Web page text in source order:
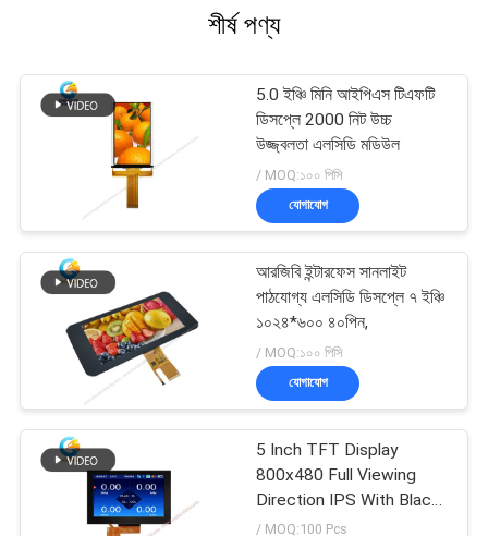
শীর্ষ পণ্য
5.0 ইঞ্চি মিনি আইপিএস টিএফটি
ডিসপ্লে 2000 নিট উচ্চ
উজ্জ্বলতা এলসিডি মডিউল
/ MOQ:১০০ পিসি
যোগাযোগ
আরজিবি ইন্টারফেস সানলাইট
পাঠযোগ্য এলসিডি ডিসপ্লে ৭ ইঞ্চি
১০২৪*৬০০ ৪০পিন,
/ MOQ:১০০ পিসি
যোগাযোগ
5 Inch TFT Display
800x480 Full Viewing
Direction IPS With Black
Glass Cover
/ MOQ:100 Pcs